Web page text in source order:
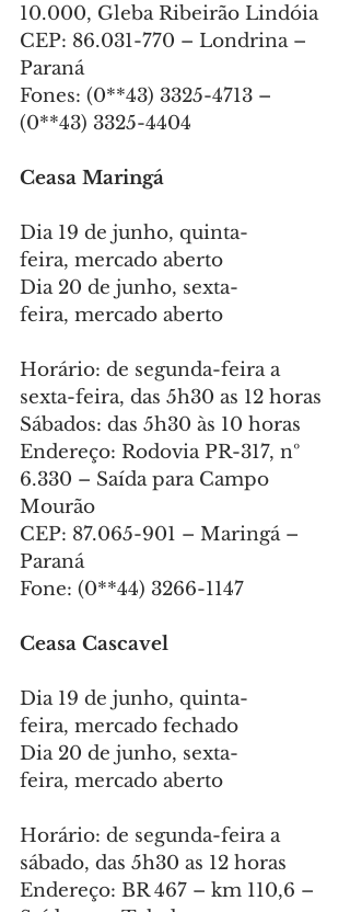
10.000, Gleba Ribeirão Lindóia
CEP: 86.031-770 – Londrina –
Paraná
Fones: (0**43) 3325-4713 –
(0**43) 3325-4404
Ceasa Maringá
Dia 19 de junho, quinta-
feira, mercado aberto
Dia 20 de junho, sexta-
feira, mercado aberto
Horário: de segunda-feira a
sexta-feira, das 5h30 as 12 horas
Sábados: das 5h30 às 10 horas
Endereço: Rodovia PR-317, nº
6.330 – Saída para Campo
Mourão
CEP: 87.065-901 – Maringá –
Paraná
Fone: (0**44) 3266-1147
Ceasa Cascavel
Dia 19 de junho, quinta-
feira, mercado fechado
Dia 20 de junho, sexta-
feira, mercado aberto
Horário: de segunda-feira a
sábado, das 5h30 as 12 horas
Endereço: BR 467 – km 110,6 –